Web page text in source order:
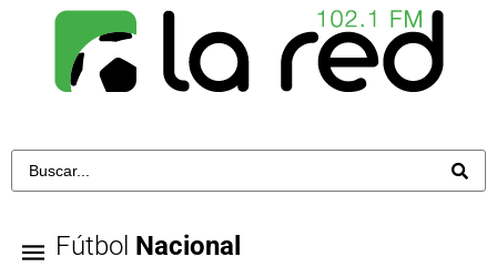
Fútbol Nacional